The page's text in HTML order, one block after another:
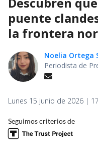
puente
la frontera
Noelia Ortega
Periodista de
Lunes 15 junio de 2026 |
Seguimos criterios de